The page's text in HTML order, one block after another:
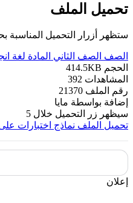
تحميل الملف
ستظهر أزرار التحميل المناسبة
الصف الصف الثاني المادة لغة
الحجم 414.5KB
المشاهدات 392
رقم الملف 21370
إضافة بواسطة مايا
سيظهر زر التحميل خلال 5
تحميل الملف نماذج اختبارات
إعلان